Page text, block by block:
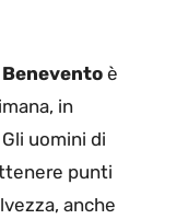
Benevento è
in
Gli uomini di
punti
anche